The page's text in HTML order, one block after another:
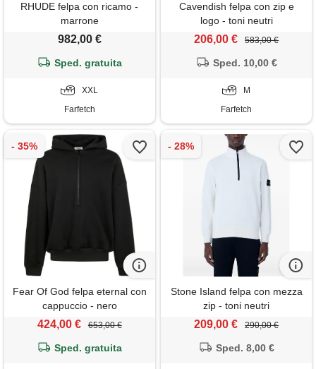
RHUDE felpa con ricamo -
marrone
982,00 €
Sped. gratuita
XXL
Farfetch
Cavendish felpa con zip e
logo - toni neutri
206,00 € 583,00 €
Sped. 10,00 €
M
Farfetch
Fear Of God felpa eternal con
cappuccio - nero
424,00 € 653,00 €
Sped. gratuita
Stone Island felpa con mezza
zip - toni neutri
209,00 € 290,00 €
Sped. 8,00 €